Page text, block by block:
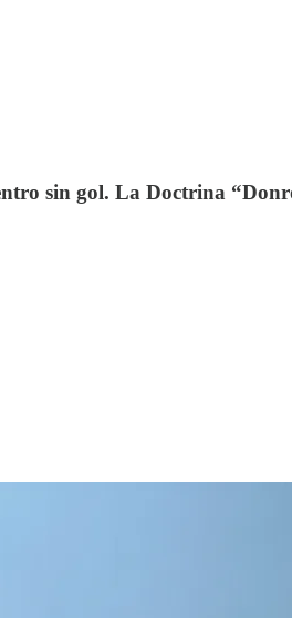
sin gol. La Doctrina